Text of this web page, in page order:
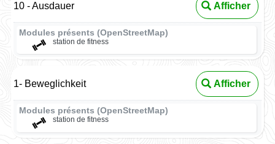
10 - Ausdauer Afficher
Modules présents (OpenStreetMap)
station de fitness
1- Beweglichkeit Afficher
Modules présents (OpenStreetMap)
station de fitness